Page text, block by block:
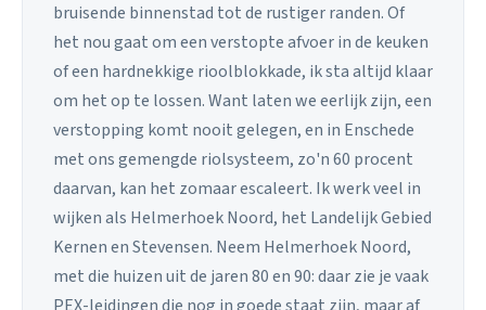
bruisende binnenstad tot de rustiger randen. Of
het nou gaat om een verstopte afvoer in de keuken
of een hardnekkige rioolblokkade, ik sta altijd klaar
om het op te lossen. Want laten we eerlijk zijn, een
verstopping komt nooit gelegen, en in Enschede
met ons gemengde riolsysteem, zo'n 60 procent
daarvan, kan het zomaar escaleert. Ik werk veel in
wijken als Helmerhoek Noord, het Landelijk Gebied
Kernen en Stevensen. Neem Helmerhoek Noord,
met die huizen uit de jaren 80 en 90: daar zie je vaak